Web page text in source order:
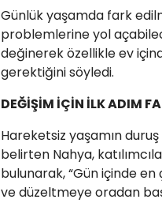
Günlük yaşamda fark
problemlerine yol
değinerek özellikle ev
gerektiğini söyledi.
DEĞİŞİM İÇİN İLK ADIM
Hareketsiz yaşamın
belirten Nahya,
bulunarak, “Gün içinde
ve düzeltmeye oradan